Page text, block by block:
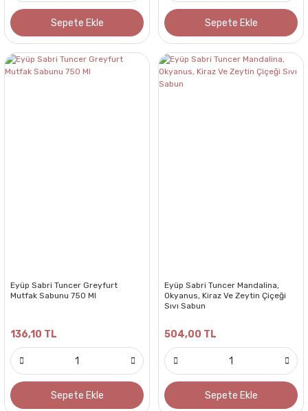
Sepete Ekle Sepete Ekle
Eyüp Sabri Tuncer Greyfurt
Mutfak Sabunu 750 Ml
136,10 TL
Sepete Ekle
Eyüp Sabri Tuncer Mandalina,
Okyanus, Kiraz Ve Zeytin Çiçeği
Sıvı Sabun
504,00 TL
Sepete Ekle